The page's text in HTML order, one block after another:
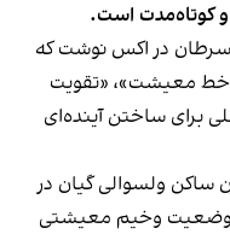
و کوتاه‌مدت است.
این نهاد سازمان ملل روز دوشنبه ۱۵ سرطان در اکس نوشت که
خط معیشت»، «تقویت
برای ساختن آینده‌ای
ساکن ولسوالی گیان در
وضعیت وخیم معیشتی